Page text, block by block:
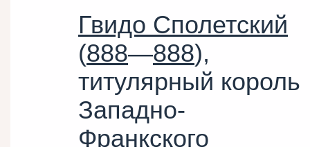
Гвидо Сполетский
(888—888),
титулярный король
Западно-
Франкского